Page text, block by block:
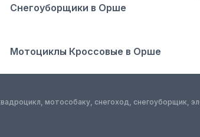
Снегоуборщики в Орше
Мотоциклы Кроссовые в Орше
мотособаку, снегоход, снегоуборщик,